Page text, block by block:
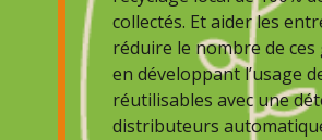
collectés. Et aider les
réduire le nombre de ces
en développant l’usage
réutilisables avec une
distributeurs